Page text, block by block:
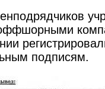
подписям.